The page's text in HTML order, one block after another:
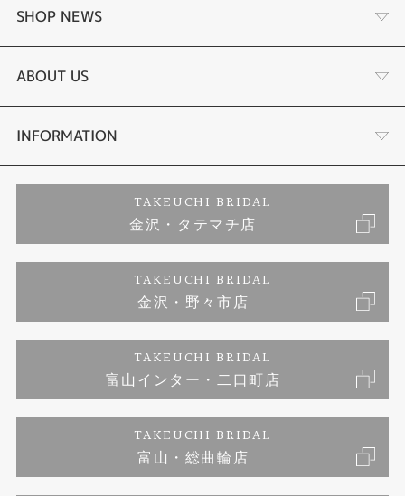
婚約指輪
結婚指輪
セットリング
婚約ネックレス
ダイヤモンド
ジュエリーリフォーム
SHOP NEWS
選ばれる理由まとめ
お客様の声
プロポーズサポート
ブランドリスト
福井指輪工房｜手作りペアリング
福井指輪工房｜手作り結婚指輪 and 婚約指輪
福井工房｜手作り婚約指輪プロポーズプラン
ABOUT US
会社概要
お客様の声
INFORMATION
プライバシーポリシー
TAKEUCHI BRIDAL
金沢・タテマチ店
TAKEUCHI BRIDAL
金沢・野々市店
TAKEUCHI BRIDAL
富山インター・二口町店
TAKEUCHI BRIDAL
富山・総曲輪店